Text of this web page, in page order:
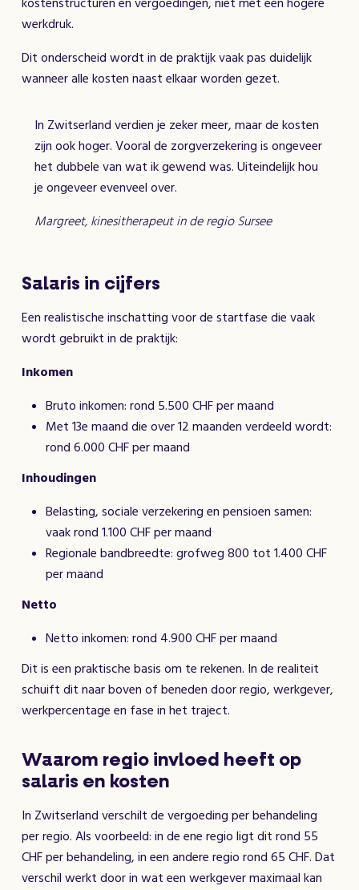
werkdruk.
Dit onderscheid wordt in de praktijk vaak pas duidelijk
wanneer alle kosten naast elkaar worden gezet.
In Zwitserland verdien je zeker meer, maar de kosten
zijn ook hoger. Vooral de zorgverzekering is ongeveer
het dubbele van wat ik gewend was. Uiteindelijk hou
je ongeveer evenveel over.
Margreet, kinesitherapeut in de regio Sursee
Salaris in cijfers
Een realistische inschatting voor de startfase die vaak
wordt gebruikt in de praktijk:
Inkomen
Bruto inkomen: rond 5.500 CHF per maand
Met 13e maand die over 12 maanden verdeeld wordt:
rond 6.000 CHF per maand
Inhoudingen
Belasting, sociale verzekering en pensioen samen:
vaak rond 1.100 CHF per maand
Regionale bandbreedte: grofweg 800 tot 1.400 CHF
per maand
Netto
Netto inkomen: rond 4.900 CHF per maand
Dit is een praktische basis om te rekenen. In de realiteit
schuift dit naar boven of beneden door regio, werkgever,
werkpercentage en fase in het traject.
Waarom regio invloed heeft op
salaris en kosten
In Zwitserland verschilt de vergoeding per behandeling
per regio. Als voorbeeld: in de ene regio ligt dit rond 55
CHF per behandeling, in een andere regio rond 65 CHF. Dat
verschil werkt door in wat een werkgever maximaal kan